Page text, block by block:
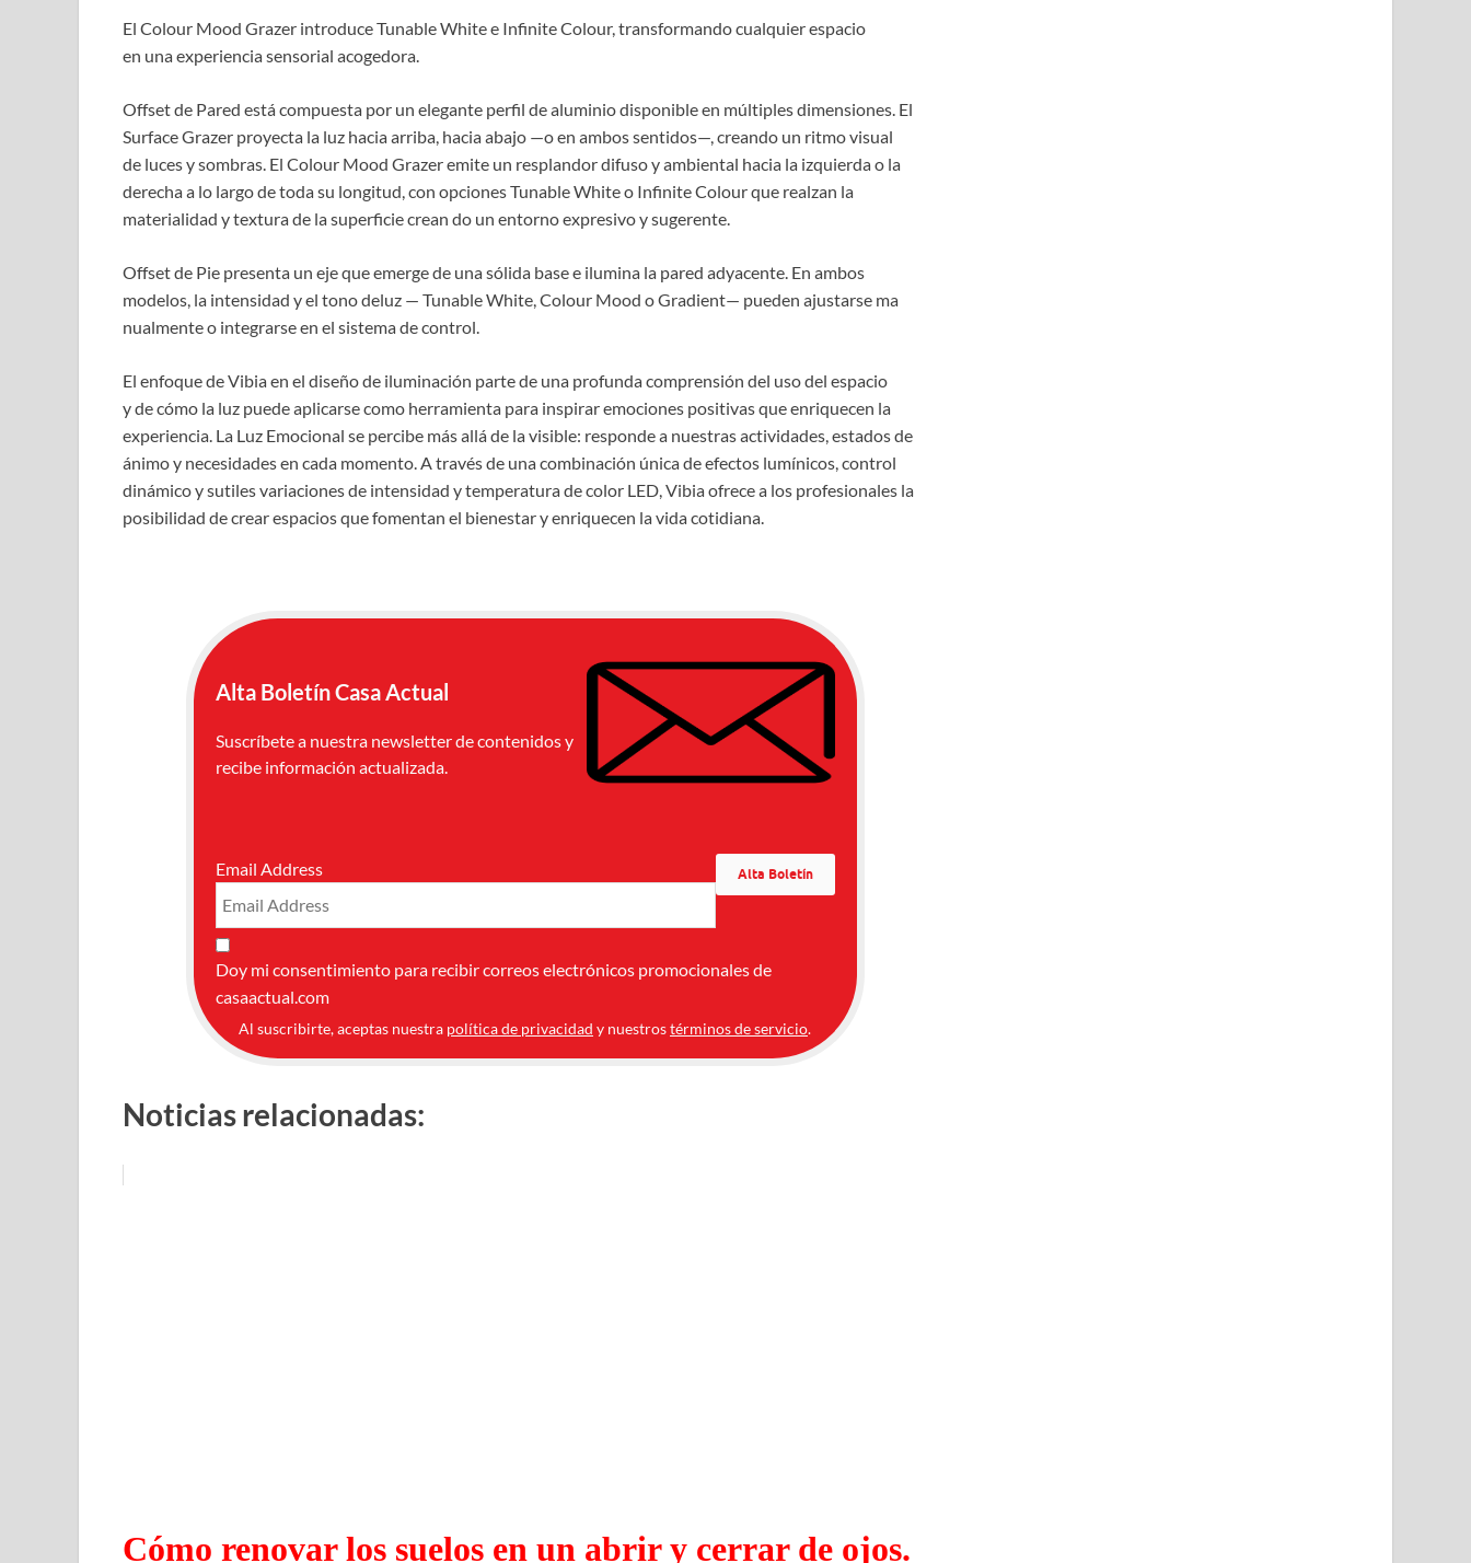
El Colour Mood Grazer introduce Tunable White e Infinite Colour, transformando cualquier espacio
en una experiencia sensorial acogedora.
Offset de Pared está compuesta por un elegante perfil de aluminio disponible en múltiples dimensiones. El
Surface Grazer proyecta la luz hacia arriba, hacia abajo —o en ambos sentidos—, creando un ritmo visual
de luces y sombras. El Colour Mood Grazer emite un resplandor difuso y ambiental hacia la izquierda o la
derecha a lo largo de toda su longitud, con opciones Tunable White o Infinite Colour que realzan la
materialidad y textura de la superficie crean do un entorno expresivo y sugerente.
Offset de Pie presenta un eje que emerge de una sólida base e ilumina la pared adyacente. En ambos
modelos, la intensidad y el tono deluz — Tunable White, Colour Mood o Gradient— pueden ajustarse ma
nualmente o integrarse en el sistema de control.
El enfoque de Vibia en el diseño de iluminación parte de una profunda comprensión del uso del espacio
y de cómo la luz puede aplicarse como herramienta para inspirar emociones positivas que enriquecen la
experiencia. La Luz Emocional se percibe más allá de la visible: responde a nuestras actividades, estados de
ánimo y necesidades en cada momento. A través de una combinación única de efectos lumínicos, control
dinámico y sutiles variaciones de intensidad y temperatura de color LED, Vibia ofrece a los profesionales la
posibilidad de crear espacios que fomentan el bienestar y enriquecen la vida cotidiana.
Alta Boletín Casa Actual
Suscríbete a nuestra newsletter de contenidos y
recibe información actualizada.
Email Address
Doy mi consentimiento para recibir correos electrónicos promocionales de
casaactual.com
Al suscribirte, aceptas nuestra política de privacidad y nuestrostérminos de servicio.
Noticias relacionadas:
Cómo renovar los suelos en un abrir y cerrar de ojos.